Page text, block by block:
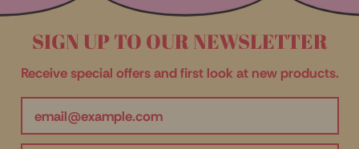
SIGN UP TO OUR NEWSLETTER
Receive special offers and first look at new products.
Email Address